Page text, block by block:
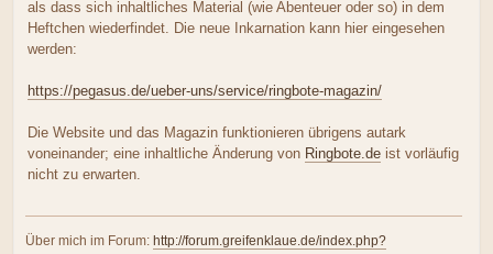
als dass sich inhaltliches Material (wie Abenteuer oder so) in dem
Heftchen wiederfindet. Die neue Inkarnation kann hier eingesehen
werden:
https://pegasus.de/ueber-uns/service/ringbote-magazin/
Die Website und das Magazin funktionieren übrigens autark
voneinander; eine inhaltliche Änderung von Ringbote.de ist vorläufig
nicht zu erwarten.
Über mich im Forum: http://forum.greifenklaue.de/index.php?